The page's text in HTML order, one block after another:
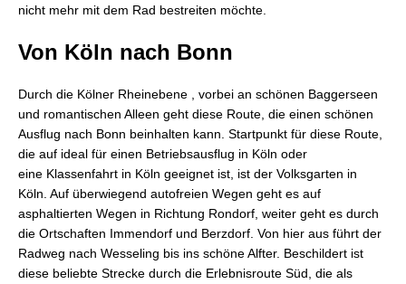
nicht mehr mit dem Rad bestreiten möchte.
Von Köln nach Bonn
Durch die Kölner Rheinebene , vorbei an schönen Baggerseen
und romantischen Alleen geht diese Route, die einen schönen
Ausflug nach Bonn beinhalten kann. Startpunkt für diese Route,
die auf ideal für einen Betriebsausflug in Köln oder
eine Klassenfahrt in Köln geeignet ist, ist der Volksgarten in
Köln. Auf überwiegend autofreien Wegen geht es auf
asphaltierten Wegen in Richtung Rondorf, weiter geht es durch
die Ortschaften Immendorf und Berzdorf. Von hier aus führt der
Radweg nach Wesseling bis ins schöne Alfter. Beschildert ist
diese beliebte Strecke durch die Erlebnisroute Süd, die als